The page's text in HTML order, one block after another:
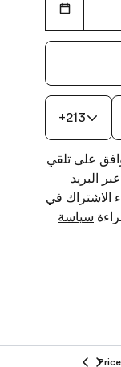
+213
أنت توافق على تلقي
البريد
الاشتراك في
سياسة